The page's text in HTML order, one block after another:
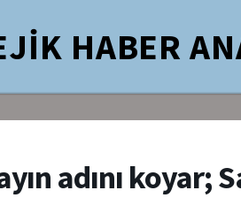
HABER
adını koyar;